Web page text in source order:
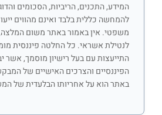
המידע, התכנים, הריביות, הסכומים
להמחשה כללית בלבד ואינם מהווים
משפטי. אין באמור באתר משום
לנטילת אשראי. כל החלטה פיננסית
התייעצות עם בעל רישיון מוסמך, אשר
הפיננסיים והצרכים האישיים של
באתר הוא על אחריותו הבלעדית של